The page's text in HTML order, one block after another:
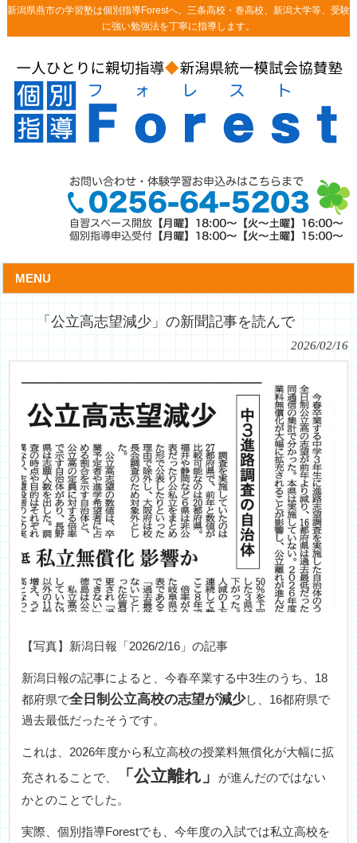
新潟県燕市の学習塾は個別指導Forestへ。三条高校・巻高校、新潟大学等、受験
に強い勉強法を丁寧に指導します。
MENU
「公立高志望減少」の新聞記事を読んで
2026/02/16
【写真】新潟日報「2026/2/16」の記事
新潟日報の記事によると、今春卒業する中3生のうち、18
都府県で全日制公立高校の志望が減少し、16都府県で
過去最低だったそうです。
これは、2026年度から私立高校の授業料無償化が大幅に拡
充されることで、
「公立離れ」
が進んだのではない
かとのことでした。
実際、個別指導Forestでも、今年度の入試では私立高校を